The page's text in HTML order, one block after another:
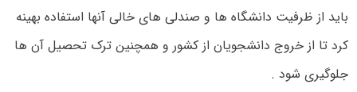
باید از ظرفیت دانشگاه ها و صندلی های خالی آنها استفاده بهینه
کرد تا از خروج دانشجویان از کشور و همچنین ترک تحصیل آن ها
جلوگیری شود .